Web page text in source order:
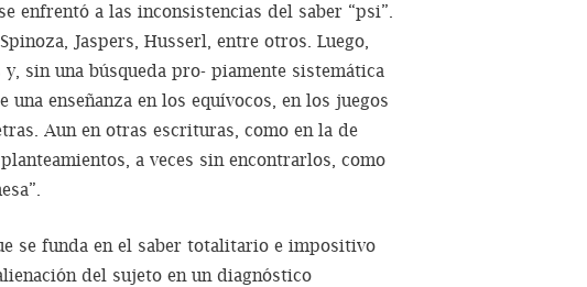
enfrentó a las inconsistencias del saber “psi”.
Jaspers, Husserl, entre otros. Luego,
sin una búsqueda pro- piamente sistemática
enseñanza en los equívocos, en los juegos
Aun en otras escrituras, como en la de
a veces sin encontrarlos, como
se funda en el saber totalitario e impositivo
del sujeto en un diagnóstico